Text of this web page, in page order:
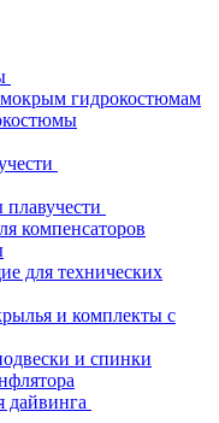
гидрокостюмам
компенсаторов
для технических
и комплекты с
и спинки
дайвинга